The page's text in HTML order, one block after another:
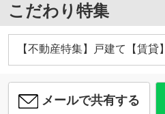
こだわり特集
【不動産特集】戸建て【賃貸】
メールで共有する